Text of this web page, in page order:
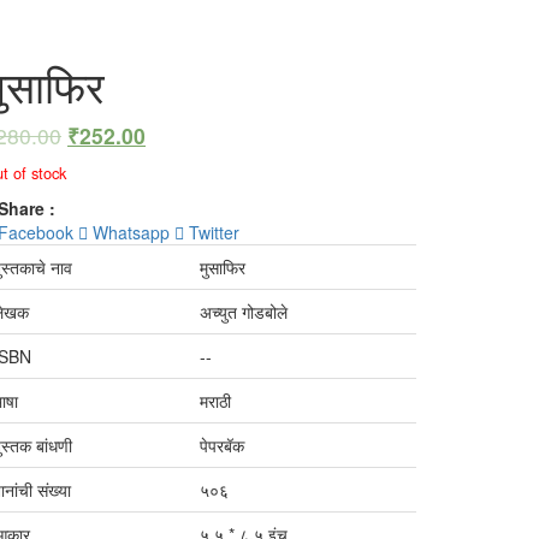
₹252.00
of stock
:
Facebook
Whatsapp
Twitter
नाव
मुसाफिर
अच्युत गोडबोले
--
मराठी
बांधणी
पेपरबॅक
संख्या
५०६
५.५ * ८.५ इंच